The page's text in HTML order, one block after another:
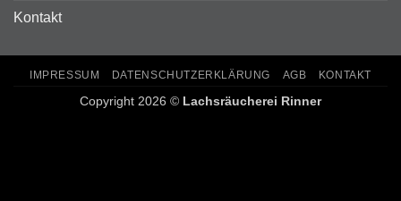
Kontakt
IMPRESSUM DATENSCHUTZERKLÄRUNG AGB KONTAKT
Copyright 2026 © Lachsräucherei Rinner